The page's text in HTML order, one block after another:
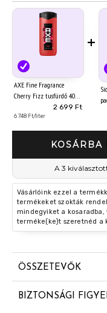
AXE Fine Fragrance
Cherry Fizz tusfürdő 400
2 699 Ft
6 748 Ft/liter
+
A 3
Vásárlóink ezzel a
termékeket szokták
mindegyiket a
terméke(ke)t szeretnéd a
ÖSSZETEVŐK
Aqua
BIZTONSÁGI